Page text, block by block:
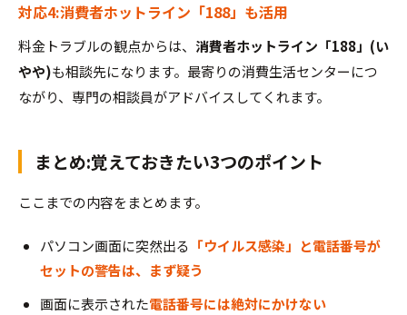
対応4:消費者ホットライン「188」も活用
料金トラブルの観点からは、 消費者ホットライン「188」(い
やや)も相談先になります。最寄りの消費生活センターにつ
ながり、専門の相談員がアドバイスしてくれます。
まとめ:覚えておきたい3つのポイント
ここまでの内容をまとめます。
パソコン画面に突然出る 「ウイルス感染」と電話番号が
セットの警告は、まず疑う
画面に表示された電話番号には絶対にかけない